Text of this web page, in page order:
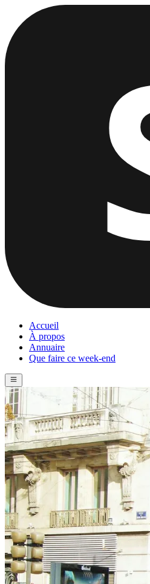
Accueil
À propos
Annuaire
Que faire ce week-end